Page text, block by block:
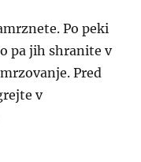
Po peki
pa jih shranite v
Pred
v